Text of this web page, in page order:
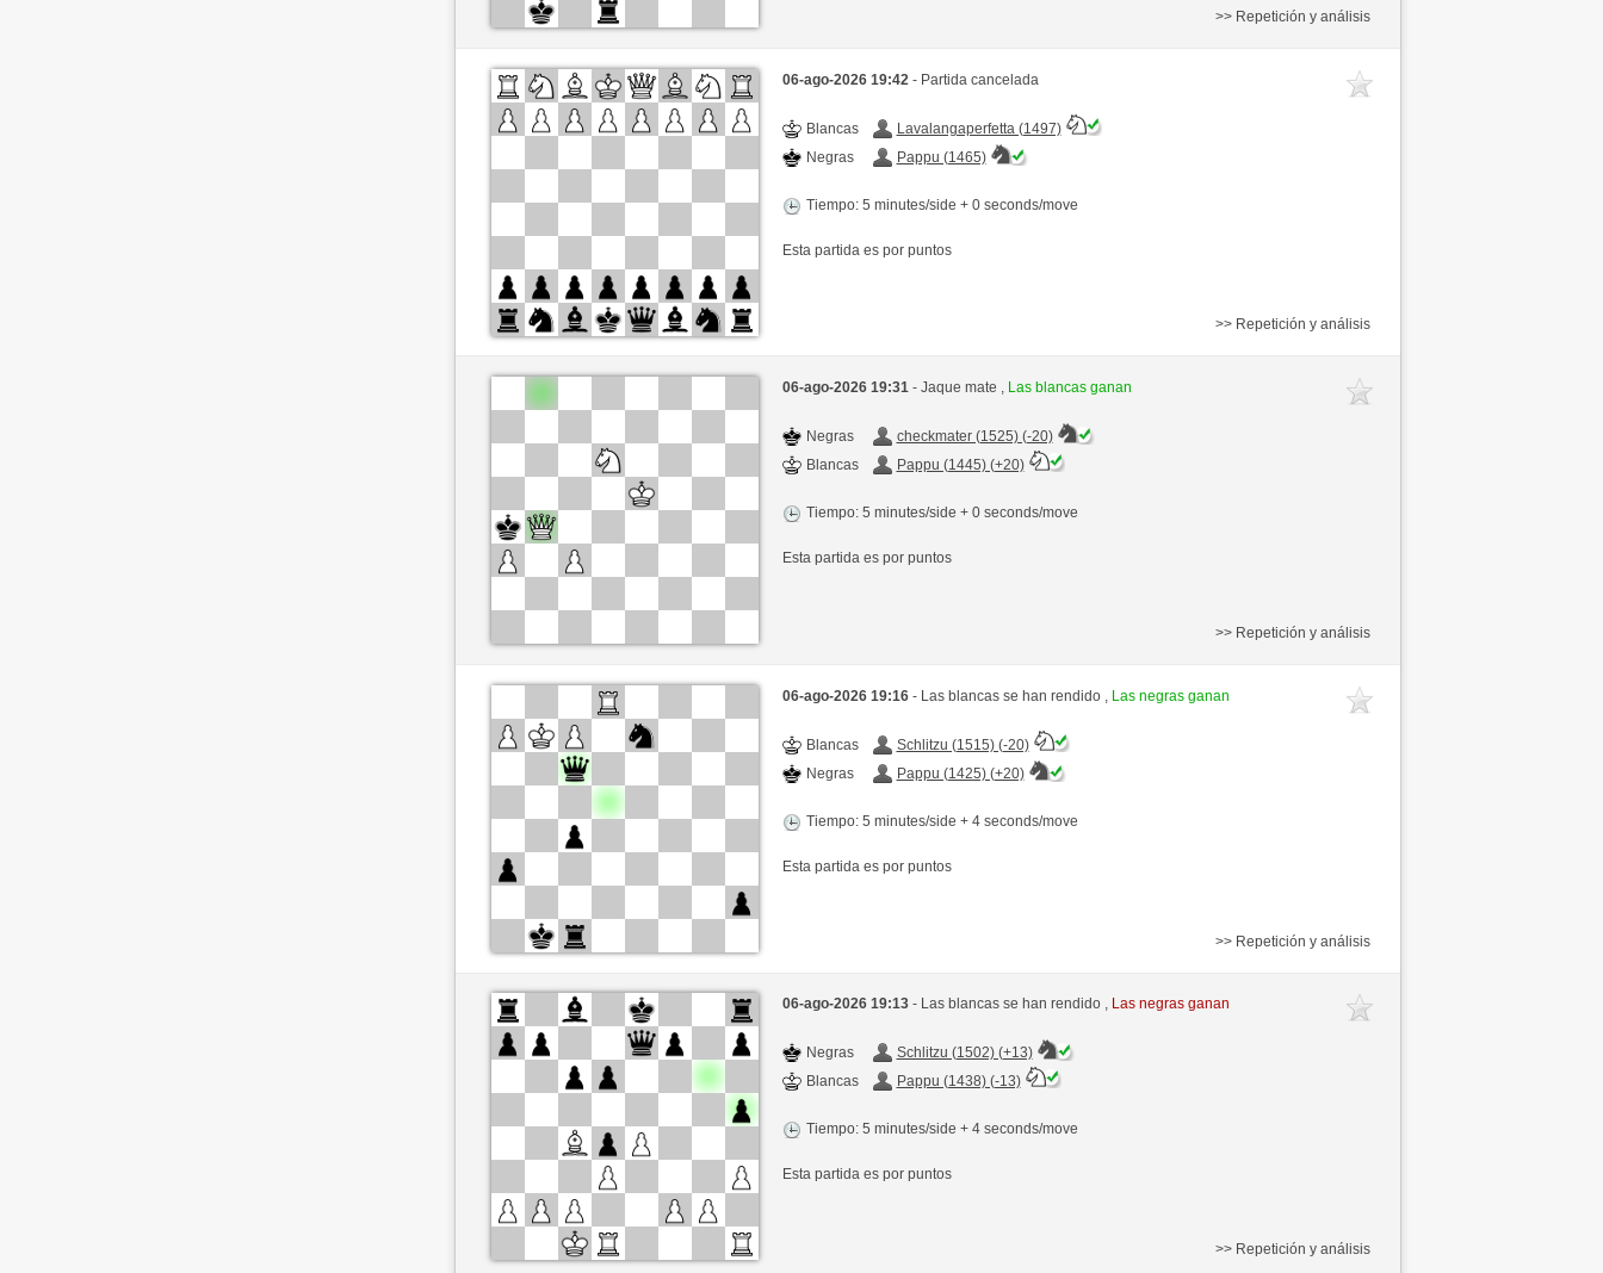
>> Repetición y análisis
06-ago-2026 19:42 - Partida cancelada
Blancas
Lavalangaperfetta (1497)
Negras
Pappu (1465)
Tiempo: 5 minutes/side + 0 seconds/move
Esta partida es por puntos
>> Repetición y análisis
06-ago-2026 19:31 - Jaque mate , Las blancas ganan
Negras
checkmater (1525) (-20)
Blancas
Pappu (1445) (+20)
Tiempo: 5 minutes/side + 0 seconds/move
Esta partida es por puntos
>> Repetición y análisis
06-ago-2026 19:16 - Las blancas se han rendido , Las negras ganan
Blancas
Schlitzu (1515) (-20)
Negras
Pappu (1425) (+20)
Tiempo: 5 minutes/side + 4 seconds/move
Esta partida es por puntos
>> Repetición y análisis
06-ago-2026 19:13 - Las blancas se han rendido , Las negras ganan
Negras
Schlitzu (1502) (+13)
Blancas
Pappu (1438) (-13)
Tiempo: 5 minutes/side + 4 seconds/move
Esta partida es por puntos
>> Repetición y análisis